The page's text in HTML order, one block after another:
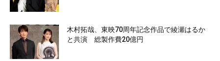
木村拓哉、東映70周年記念作品で綾瀬はるか
と共演 総製作費20億円